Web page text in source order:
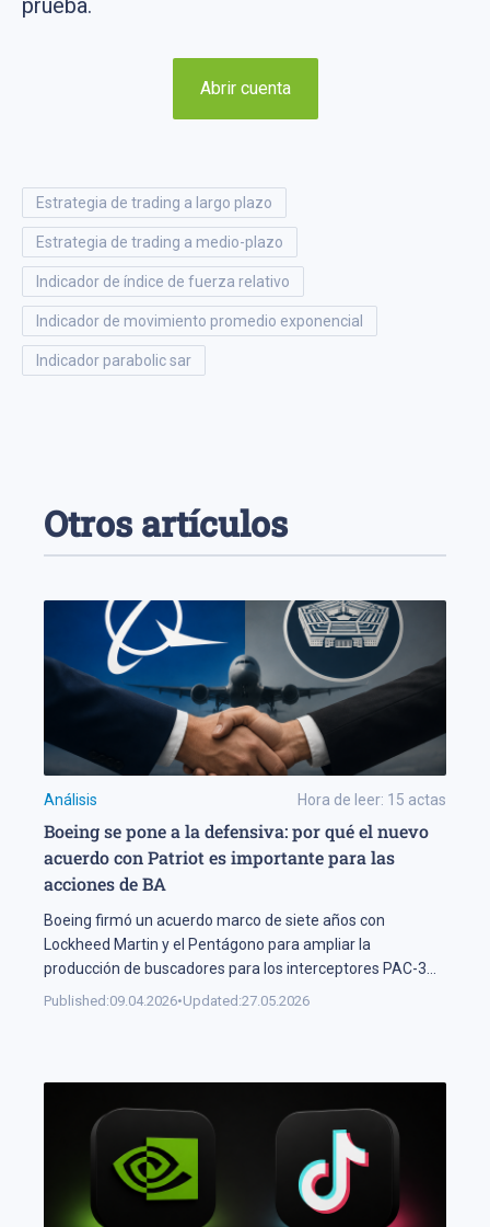
prueba.
Abrir cuenta
estrategia de trading a largo plazo
estrategia de trading a medio-plazo
indicador de índice de fuerza relativo
indicador de movimiento promedio exponencial
indicador parabolic sar
Otros artículos
Análisis Hora de leer: 15 actas
Boeing se pone a la defensiva: por qué el nuevo
acuerdo con Patriot es importante para las
acciones de BA
Boeing firmó un acuerdo marco de siete años con
Lockheed Martin y el Pentágono para ampliar la
producción de buscadores para los interceptores PAC-3
MSE del sistema Patriot — los sistemas de guía críticos
Published:09.04.2026•Updated:27.05.2026